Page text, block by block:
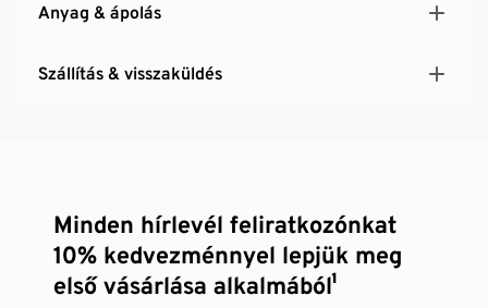
teljes termékellátási láncot, valamint ellenőrzi a
környezetvédelmi gyakorlatok betartását
Anyag & ápolás
Szállítás & visszaküldés
Minden hírlevél feliratkozónkat
10% kedvezménnyel lepjük meg
első vásárlása alkalmából¹